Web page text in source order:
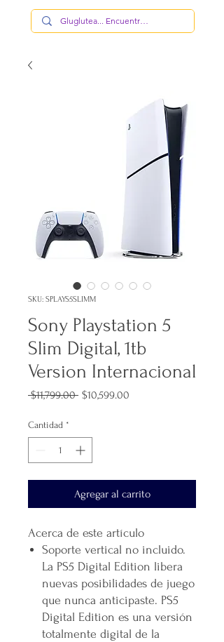
SKU: SPLAYS5SLIMM
Sony Playstation 5
Slim Digital, 1tb
Version Internacional
$11,799.00 Precio
$10,599.00
Cantidad *
Agregar al carrito
Acerca de este artículo
Soporte vertical no incluido.
La PS5 Digital Edition libera
nuevas posibilidades de juego
que nunca anticipaste. PS5
Digital Edition es una versión
totalmente digital de la